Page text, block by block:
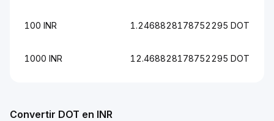
Convertir DOT en INR
100 INR 1.2468828178752295 DOT
1000 INR 12.468828178752295 DOT